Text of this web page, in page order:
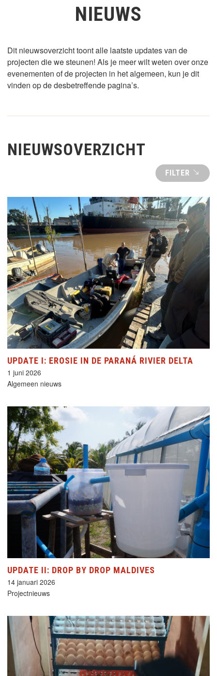
NIEUWS
Dit nieuwsoverzicht toont alle laatste updates van de
projecten die we steunen! Als je meer wilt weten over onze
evenementen of de projecten in het algemeen, kun je dit
vinden op de desbetreffende pagina’s.
NIEUWSOVERZICHT
FILTER
UPDATE I: EROSIE IN DE PARANÁ RIVIER DELTA
1 juni 2026
Algemeen nieuws
UPDATE II: DROP BY DROP MALDIVES
14 januari 2026
Projectnieuws